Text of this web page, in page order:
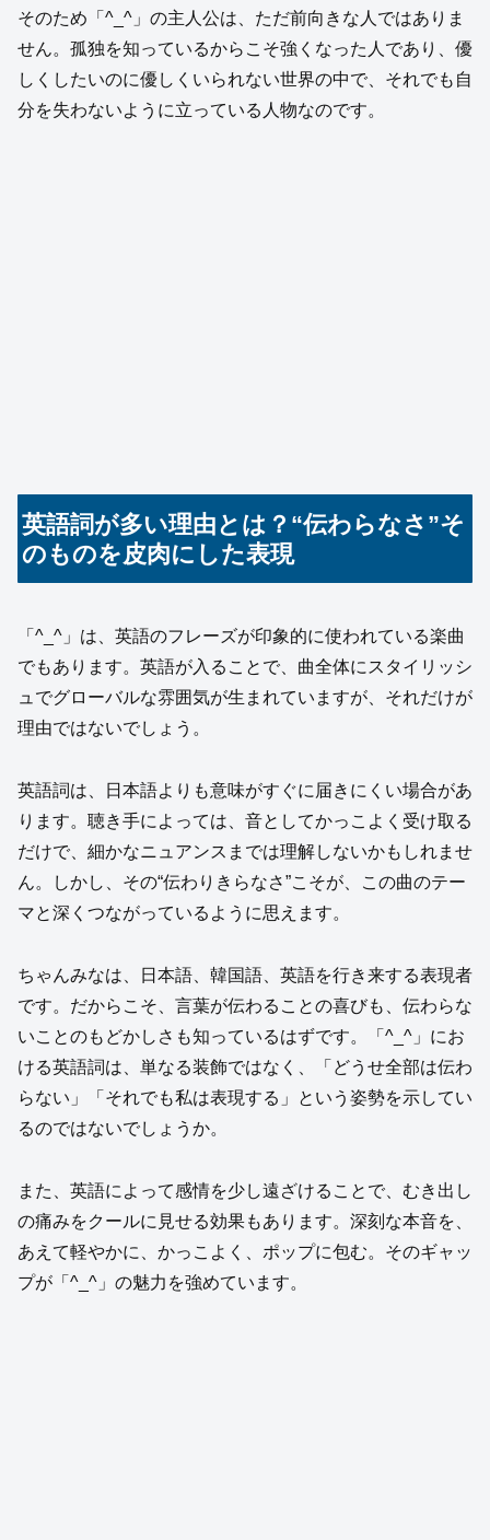
そのため「^_^」の主人公は、ただ前向きな人ではありま
せん。孤独を知っているからこそ強くなった人であり、優
しくしたいのに優しくいられない世界の中で、それでも自
分を失わないように立っている人物なのです。
英語詞が多い理由とは？“伝わらなさ”そ
のものを皮肉にした表現
「^_^」は、英語のフレーズが印象的に使われている楽曲
でもあります。英語が入ることで、曲全体にスタイリッシ
ュでグローバルな雰囲気が生まれていますが、それだけが
理由ではないでしょう。
英語詞は、日本語よりも意味がすぐに届きにくい場合があ
ります。聴き手によっては、音としてかっこよく受け取る
だけで、細かなニュアンスまでは理解しないかもしれませ
ん。しかし、その“伝わりきらなさ”こそが、この曲のテー
マと深くつながっているように思えます。
ちゃんみなは、日本語、韓国語、英語を行き来する表現者
です。だからこそ、言葉が伝わることの喜びも、伝わらな
いことのもどかしさも知っているはずです。「^_^」にお
ける英語詞は、単なる装飾ではなく、「どうせ全部は伝わ
らない」「それでも私は表現する」という姿勢を示してい
るのではないでしょうか。
また、英語によって感情を少し遠ざけることで、むき出し
の痛みをクールに見せる効果もあります。深刻な本音を、
あえて軽やかに、かっこよく、ポップに包む。そのギャッ
プが「^_^」の魅力を強めています。